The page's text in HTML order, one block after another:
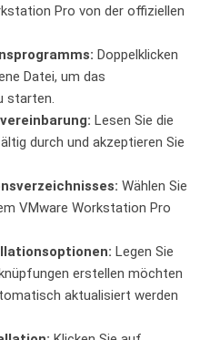
Pro von der ​offiziellen
Doppelklicken
Datei,‌ um ⁤das
starten.
Lesen ​Sie die
durch und akzeptieren Sie
‌Wählen Sie
VMware Workstation ⁣Pro
Legen Sie
erstellen ⁤möchten
aktualisiert ‍werden